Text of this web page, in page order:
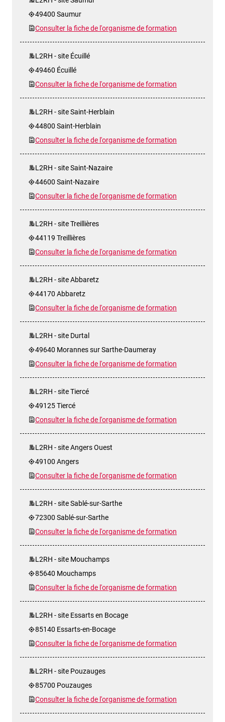
49400 Saumur
Consulter la fiche de l'organisme de formation
L2RH - site Écuillé
49460 Écuillé
Consulter la fiche de l'organisme de formation
L2RH - site Saint-Herblain
44800 Saint-Herblain
Consulter la fiche de l'organisme de formation
L2RH - site Saint-Nazaire
44600 Saint-Nazaire
Consulter la fiche de l'organisme de formation
L2RH - site Treillières
44119 Treillières
Consulter la fiche de l'organisme de formation
L2RH - site Abbaretz
44170 Abbaretz
Consulter la fiche de l'organisme de formation
L2RH - site Durtal
49640 Morannes sur Sarthe-Daumeray
Consulter la fiche de l'organisme de formation
L2RH - site Tiercé
49125 Tiercé
Consulter la fiche de l'organisme de formation
L2RH - site Angers Ouest
49100 Angers
Consulter la fiche de l'organisme de formation
L2RH - site Sablé-sur-Sarthe
72300 Sablé-sur-Sarthe
Consulter la fiche de l'organisme de formation
L2RH - site Mouchamps
85640 Mouchamps
Consulter la fiche de l'organisme de formation
L2RH - site Essarts en Bocage
85140 Essarts-en-Bocage
Consulter la fiche de l'organisme de formation
L2RH - site Pouzauges
85700 Pouzauges
Consulter la fiche de l'organisme de formation